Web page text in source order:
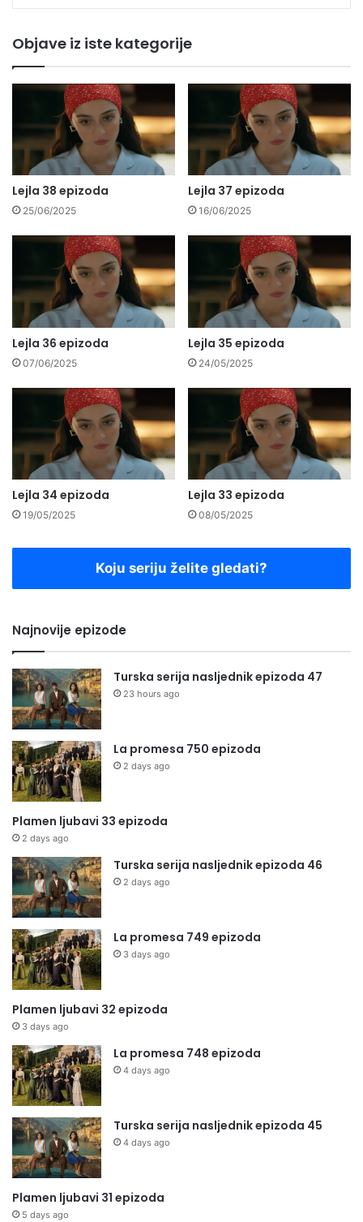
Objave iz iste kategorije
Lejla 38 epizoda
25/06/2025
Lejla 37 epizoda
16/06/2025
Lejla 36 epizoda
07/06/2025
Lejla 35 epizoda
24/05/2025
Lejla 34 epizoda
19/05/2025
Lejla 33 epizoda
08/05/2025
Koju seriju želite gledati?
Najnovije epizode
Turska serija nasljednik epizoda 47
23 hours ago
La promesa 750 epizoda
2 days ago
Plamen ljubavi 33 epizoda
2 days ago
Turska serija nasljednik epizoda 46
2 days ago
La promesa 749 epizoda
3 days ago
Plamen ljubavi 32 epizoda
3 days ago
La promesa 748 epizoda
4 days ago
Turska serija nasljednik epizoda 45
4 days ago
Plamen ljubavi 31 epizoda
5 days ago